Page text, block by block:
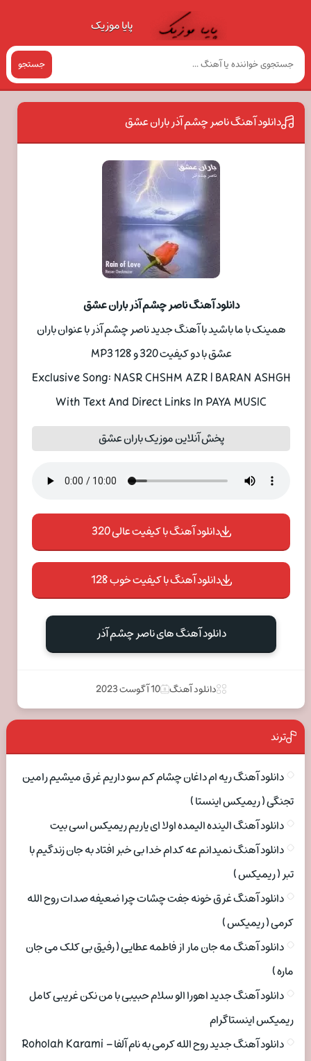
پایا موزیک
جستجو
دانلود آهنگ ناصر چشم آذر باران عشق
دانلود آهنگ ناصر چشم آذر باران عشق
همینک با ما باشید با آهنگ جدید ناصر چشم آذر با عنوان باران
عشق با دو کیفیت 320 و 128 MP3
Exclusive Song: NASR CHSHM AZR | BARAN ASHGH
With Text And Direct Links In PAYA MUSIC
پخش آنلاین موزیک باران عشق
دانلود آهنگ با کیفیت عالی 320
دانلود آهنگ با کیفیت خوب 128
دانلود آهنگ های ناصر چشم آذر
دانلود آهنگ 10 آگوست 2023
ترند
دانلود آهنگ ریه ام داغان چشام کم سو داریم غرق میشیم رامین
تجنگی ( ریمیکس اینستا )
دانلود آهنگ الینده الیمده اولا ای یاریم ریمیکس اسی بیت
دانلود آهنگ نمیدانم عه کدام خدا بی خبر افتاد به جان زندگیم با
تبر ( ریمیکس )
دانلود آهنگ غرق خونه جفت چشات چرا ضعیفه صدات روح الله
کرمی ( ریمیکس )
دانلود آهنگ مه جان مار از فاطمه عطایی ( رفیق بی کلک می جان
ماره )
دانلود آهنگ جدید اهورا الو سلام حبیبی با من نکن غریبی کامل
ریمیکس اینستاگرام
دانلود آهنگ جدید روح الله کرمی به نام آلفا Roholah Karami –